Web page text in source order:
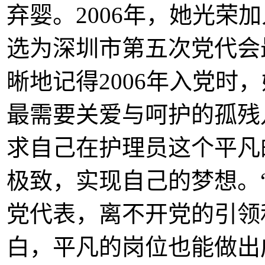
弃婴。2006年，她光荣
选为深圳市第五次党代
晰地记得2006年入党时
最需要关爱与呵护的孤
求自己在护理员这个平
极致，实现自己的梦想
党代表，离不开党的引
白，平凡的岗位也能做